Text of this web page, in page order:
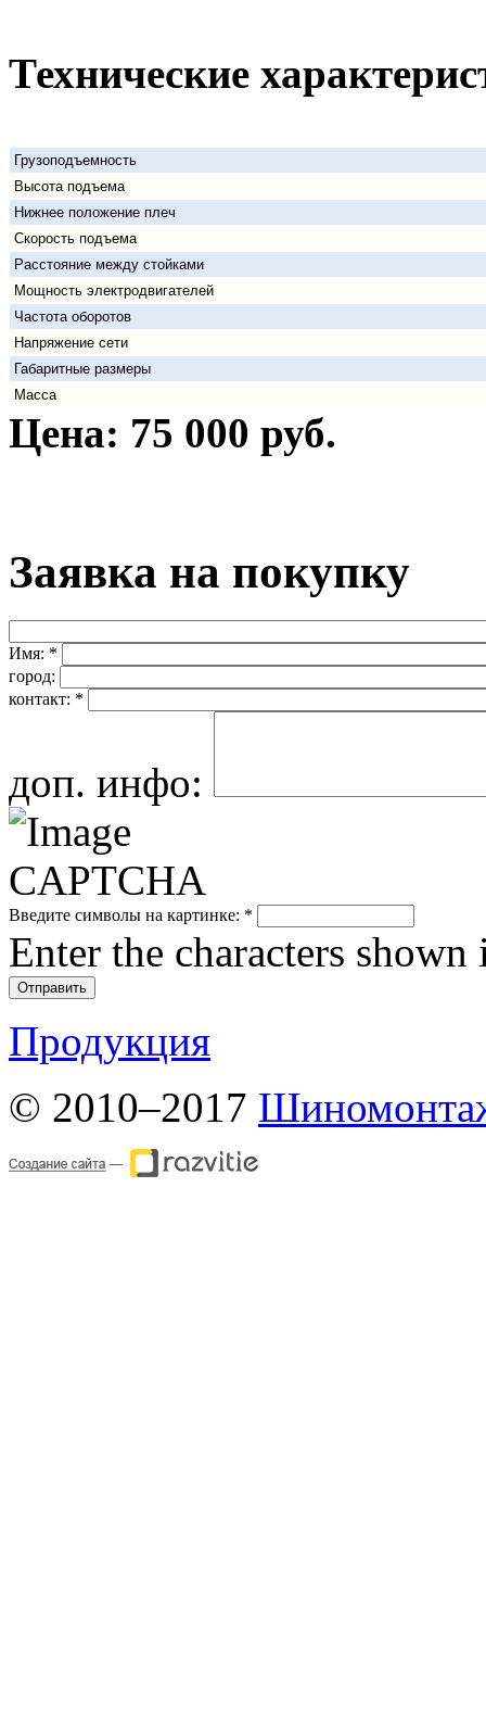
Технические
Грузоподъемность
Высота подъема
Нижнее положение плеч
Скорость подъема
Расстояние между стойками
Мощность электродвигателей
Частота оборотов
Напряжение сети
Габаритные размеры
Масса
Цена: 75 000 руб.
Заявка на покупку
Имя: *
город:
контакт: *
доп. инфо:
Введите символы на картинке: *
Enter the characters shown
Продукция
© 2010–2017